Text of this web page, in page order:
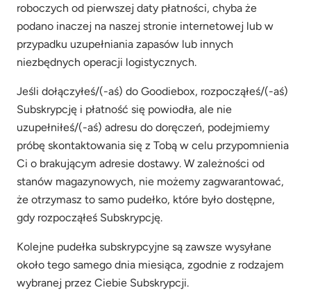
roboczych od pierwszej daty płatności, chyba że
podano inaczej na naszej stronie internetowej lub w
przypadku uzupełniania zapasów lub innych
niezbędnych operacji logistycznych.
Jeśli dołączyłeś/(-aś) do Goodiebox, rozpocząłeś/(-aś)
Subskrypcję i płatność się powiodła, ale nie
uzupełniłeś/(-aś) adresu do doręczeń, podejmiemy
próbę skontaktowania się z Tobą w celu przypomnienia
Ci o brakującym adresie dostawy. W zależności od
stanów magazynowych, nie możemy zagwarantować,
że otrzymasz to samo pudełko, które było dostępne,
gdy rozpocząłeś Subskrypcję.
Kolejne pudełka subskrypcyjne są zawsze wysyłane
około tego samego dnia miesiąca, zgodnie z rodzajem
wybranej przez Ciebie Subskrypcji.